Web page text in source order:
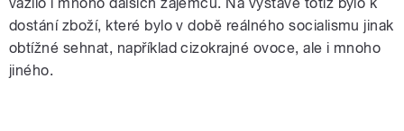
vážilo i mnoho dalších zájemců. Na výstavě totiž bylo k
dostání zboží, které bylo v době reálného socialismu jinak
obtížné sehnat, například cizokrajné ovoce, ale i mnoho
jiného.